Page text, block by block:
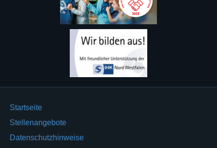
Startseite
Stellenangebote
Datenschutzhinweise